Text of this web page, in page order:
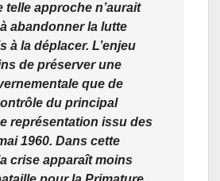
telle approche n’aurait
abandonner la lutte
à la déplacer. L’enjeu
de préserver une
que de
du principal
représentation issu des
1960. Dans cette
crise apparaît moins